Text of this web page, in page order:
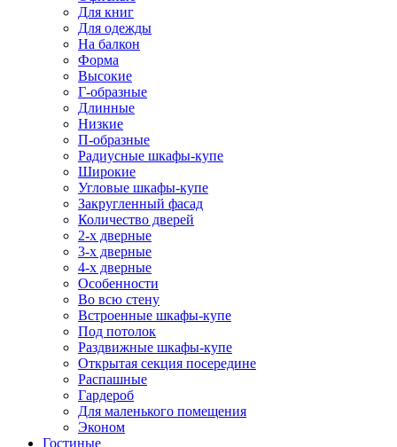
Для книг
Для одежды
На балкон
Форма
Высокие
Г-образные
Длинные
Низкие
П-образные
Радиусные шкафы-купе
Широкие
Угловые шкафы-купе
Закругленный фасад
Количество дверей
2-х дверные
3-х дверные
4-х дверные
Особенности
Во всю стену
Встроенные шкафы-купе
Под потолок
Раздвижные шкафы-купе
Открытая секция посередине
Распашные
Гардероб
Для маленького помещения
Эконом
Гостиные